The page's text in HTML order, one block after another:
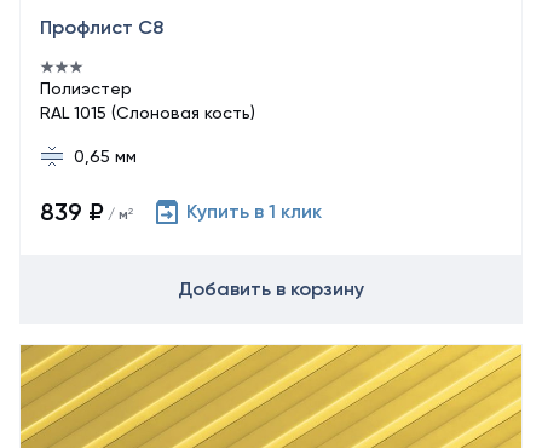
Профлист С8
Полиэстер
RAL 1015 (Слоновая кость)
0,65 мм
839 ₽ / м² Купить в 1 клик
Добавить в корзину